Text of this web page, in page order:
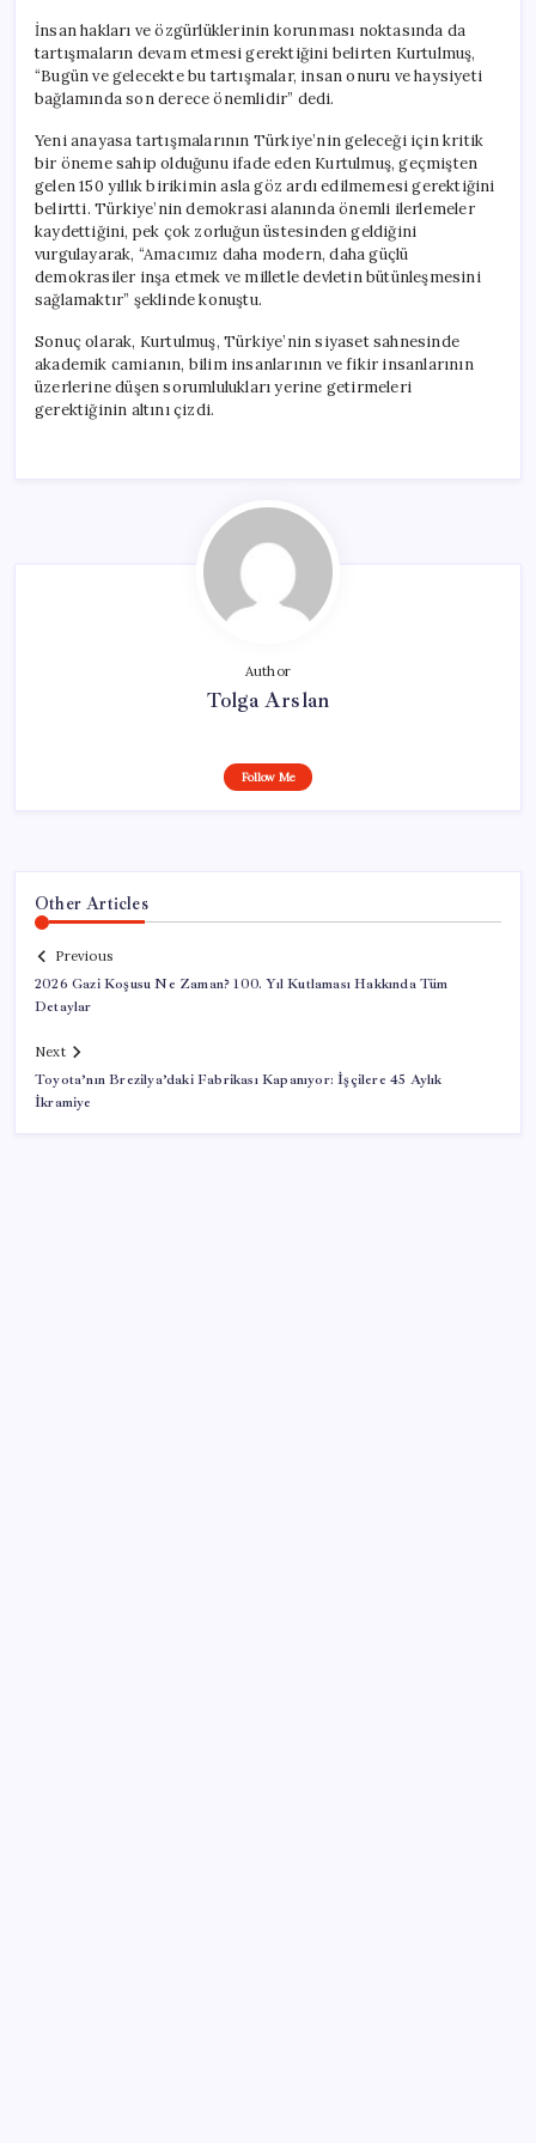
İnsan hakları ve özgürlüklerinin korunması noktasında da
tartışmaların devam etmesi gerektiğini belirten Kurtulmuş,
“Bugün ve gelecekte bu tartışmalar, insan onuru ve haysiyeti
bağlamında son derece önemlidir” dedi.
Yeni anayasa tartışmalarının Türkiye’nin geleceği için kritik
bir öneme sahip olduğunu ifade eden Kurtulmuş, geçmişten
gelen 150 yıllık birikimin asla göz ardı edilmemesi gerektiğini
belirtti. Türkiye’nin demokrasi alanında önemli ilerlemeler
kaydettiğini, pek çok zorluğun üstesinden geldiğini
vurgulayarak, “Amacımız daha modern, daha güçlü
demokrasiler inşa etmek ve milletle devletin bütünleşmesini
sağlamaktır” şeklinde konuştu.
Sonuç olarak, Kurtulmuş, Türkiye’nin siyaset sahnesinde
akademik camianın, bilim insanlarının ve fikir insanlarının
üzerlerine düşen sorumlulukları yerine getirmeleri
gerektiğinin altını çizdi.
Author
Tolga Arslan
Follow Me
Other Articles
Previous
2026 Gazi Koşusu Ne Zaman? 100. Yıl Kutlaması Hakkında Tüm
Detaylar
Next
Toyota’nın Brezilya’daki Fabrikası Kapanıyor: İşçilere 45 Aylık
İkramiye